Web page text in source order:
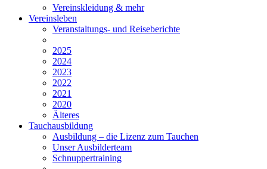
Vereinskleidung & mehr
Vereinsleben
Veranstaltungs- und Reiseberichte
2025
2024
2023
2022
2021
2020
Älteres
Tauchausbildung
Ausbildung – die Lizenz zum Tauchen
Unser Ausbilderteam
Schnuppertraining